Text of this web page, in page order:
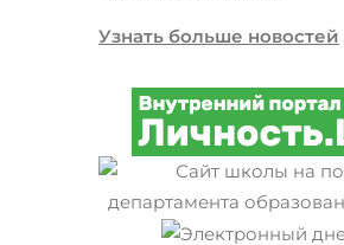
Узнать больше новостей